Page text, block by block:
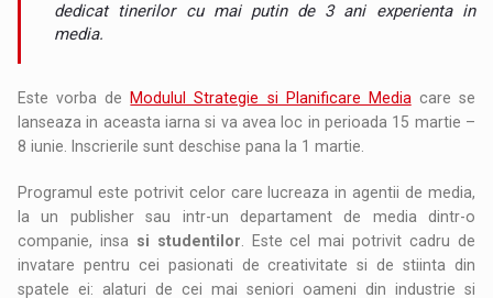
dedicat tinerilor cu mai putin de 3 ani experienta in
media.
Este vorba de Modulul Strategie si Planificare Media care se
lanseaza in aceasta iarna si va avea loc in perioada 15 martie –
8 iunie. Inscrierile sunt deschise pana la 1 martie.
Programul este potrivit celor care lucreaza in agentii de media,
la un publisher sau intr-un departament de media dintr-o
companie, insa si studentilor . Este cel mai potrivit cadru de
invatare pentru cei pasionati de creativitate si de stiinta din
spatele ei: alaturi de cei mai seniori oameni din industrie si